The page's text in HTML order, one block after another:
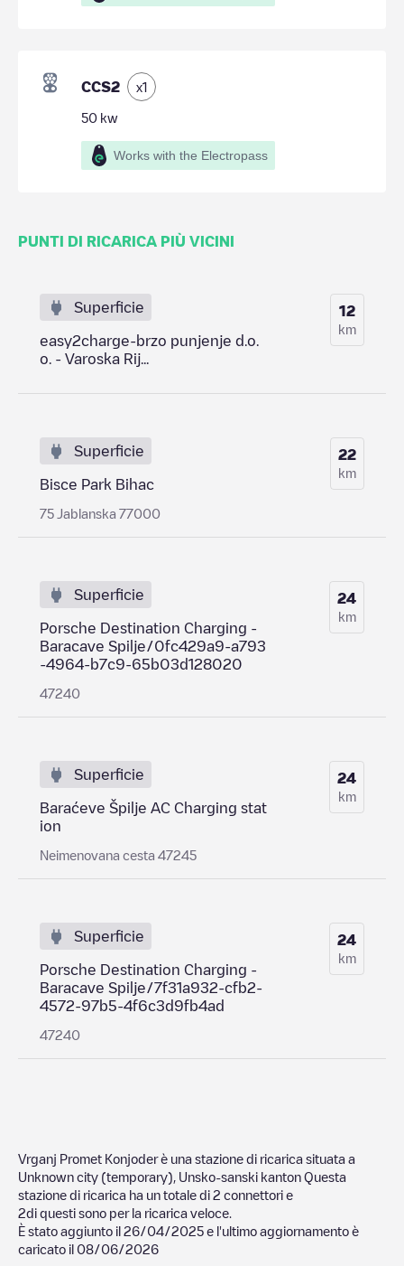
CCS2 x1
50 kw
Works with the Electropass
PUNTI DI RICARICA PIÙ VICINI
Superficie
easy2charge-brzo punjenje d.o.
o. - Varoska Rij...
12
km
Superficie
Bisce Park Bihac
75 Jablanska 77000
22
km
Superficie
Porsche Destination Charging -
Baracave Spilje/0fc429a9-a793
-4964-b7c9-65b03d128020
47240
24
km
Superficie
Baraćeve Špilje AC Charging stat
ion
Neimenovana cesta 47245
24
km
Superficie
Porsche Destination Charging -
Baracave Spilje/7f31a932-cfb2-
4572-97b5-4f6c3d9fb4ad
47240
24
km
Vrganj Promet Konjoderè una stazione di ricarica situata a
Unknown city (temporary) Unsko-sanski kanton Questa
stazione di ricarica ha un totale di 2 connettori e
2di questi sono per la ricarica veloce.
È stato aggiunto il 26/04/2025 e l'ultimo aggiornamento è
caricato il 08/06/2026